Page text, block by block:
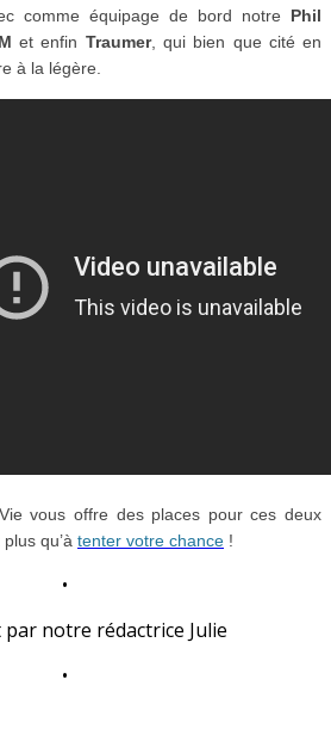
comme équipage de bord notre
Phil
et enfin Traumer, qui bien que cité en
à la légère.
vous offre des places pour ces deux
qu’à tenter votre chance !
•
notre rédactrice Julie
•